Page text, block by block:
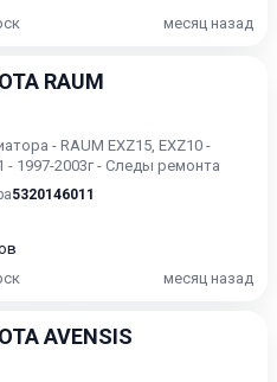
месяц назад
RAUM
- RAUM EXZ15, EXZ10 -
- 1997-2003г - Следы ремонта
5320146011
месяц назад
AVENSIS